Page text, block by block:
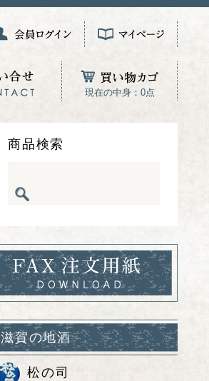
現在の中身：0点
商品検索
滋賀の地酒
松の司